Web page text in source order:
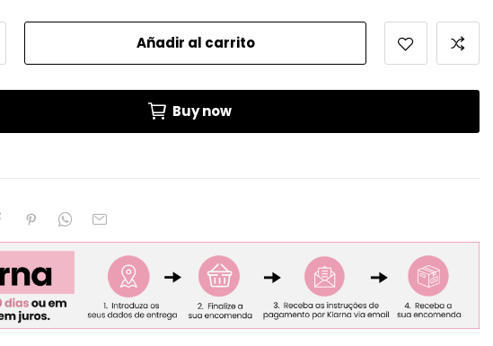
Añadir al carrito
Buy now